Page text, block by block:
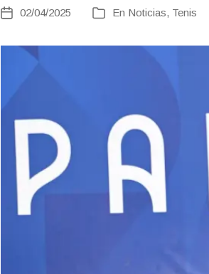
Fecha
la
entrada
02/04/2025 Categorías
En Noticias, Tenis